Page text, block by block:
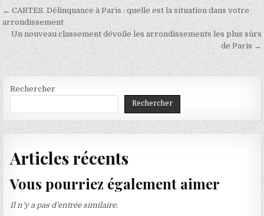
Navigation
de
l’article
← CARTES. Délinquance à Paris : quelle est la situation dans votre
arrondissement
Un nouveau classement dévoile les arrondissements les plus sûrs
de Paris →
Rechercher
Rechercher
Articles récents
Vous pourriez également aimer
Il n’y a pas d’entrée similaire.